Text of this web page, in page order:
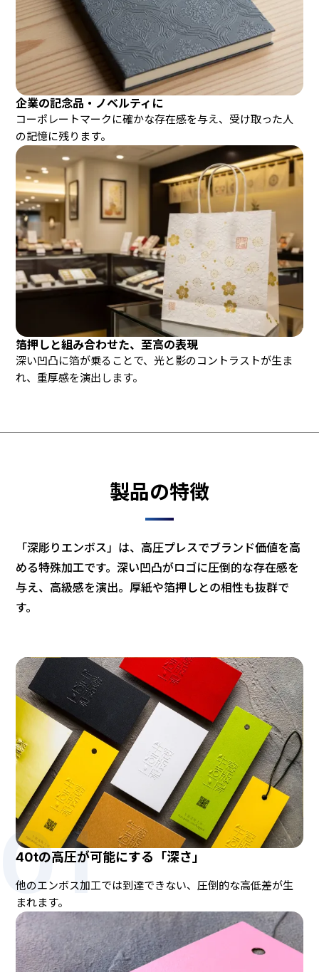
企業の記念品・ノベルティに
コーポレートマークに確かな存在感を与え、受け取った人
の記憶に残ります。
箔押しと組み合わせた、至高の表現
深い凹凸に箔が乗ることで、光と影のコントラストが生ま
れ、重厚感を演出します。
製品の特徴
「深彫りエンボス」は、高圧プレスでブランド価値を高
める特殊加工です。深い凹凸がロゴに圧倒的な存在感を
与え、高級感を演出。厚紙や箔押しとの相性も抜群で
す。
40tの高圧が可能にする「深さ」
他のエンボス加工では到達できない、圧倒的な高低差が生
まれます。